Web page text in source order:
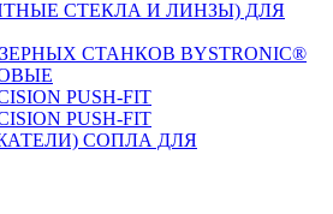
СТЕКЛА И ЛИНЗЫ) ДЛЯ
СТАНКОВ BYSTRONIC®
PUSH-FIT
PUSH-FIT
СОПЛА ДЛЯ